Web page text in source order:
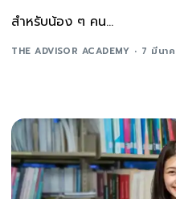
สำหรับน้อง ๆ คน...
THE ADVISOR ACADEMY 7 มีนา